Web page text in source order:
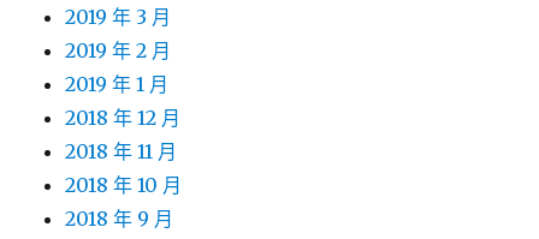
2019 年 3 月
2019 年 2 月
2019 年 1 月
2018 年 12 月
2018 年 11 月
2018 年 10 月
2018 年 9 月